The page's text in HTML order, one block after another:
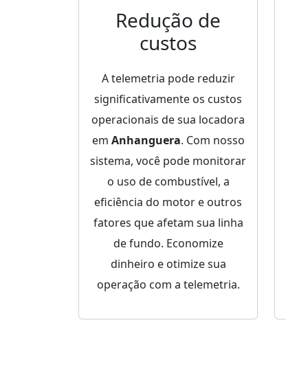
Redução de
custos
A telemetria pode reduzir
significativamente os custos
operacionais de sua locadora
em Anhanguera. Com nosso
sistema, você pode monitorar
o uso de combustível, a
eficiência do motor e outros
fatores que afetam sua linha
de fundo. Economize
dinheiro e otimize sua
operação com a telemetria.